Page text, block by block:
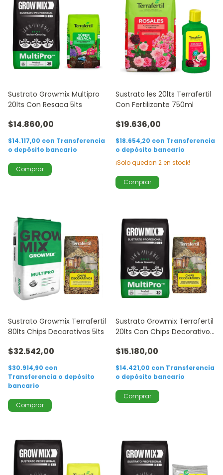
Sustrato Growmix Multipro
20lts Con Resaca 5lts
$14.860,00
$14.117,00 con Transferencia
o depósito bancario
Sustrato les 20lts Terrafertil
Con Fertilizante 750ml
$19.636,00
$18.654,20 con Transferencia
o depósito bancario
¡Solo quedan 2en stock!
Sustrato Growmix Terrafertil
80lts Chips Decorativos 5lts
$32.542,00
$30.914,90 con
Transferencia o depósito
bancario
Sustrato Growmix Terrafertil
20lts Con Chips Decorativos
$15.180,00
$14.421,00 con Transferencia
o depósito bancario